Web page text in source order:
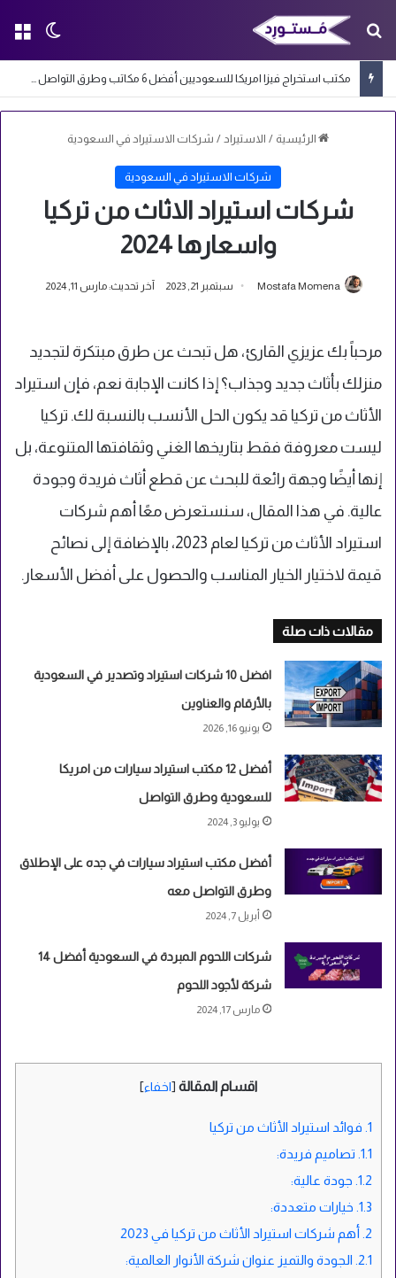
الوضع بحث عن
مكتب استخراج فيزا امريكا للسعوديين أفضل 6 مكاتب وطرق التواصل معها
الرئيسية / الاستيراد / شركات الاستيراد في السعودية
شركات الاستيراد في السعودية
شركات استيراد الاثاث من تركيا
واسعارها 2024
Mostafa Momena سبتمبر 21, 2023 آخر تحديث: مارس 11, 2024
مرحباً بك عزيزي القارئ، هل تبحث عن طرق مبتكرة لتجديد
منزلك بأثاث جديد وجذاب؟ إذا كانت الإجابة نعم، فإن استيراد
الأثاث من تركيا قد يكون الحل الأنسب بالنسبة لك. تركيا
ليست معروفة فقط بتاريخها الغني وثقافتها المتنوعة، بل
إنها أيضًا وجهة رائعة للبحث عن قطع أثاث فريدة وجودة
عالية. في هذا المقال، سنستعرض معًا أهم شركات
استيراد الأثاث من تركيا لعام 2023، بالإضافة إلى نصائح
قيمة لاختيار الخيار المناسب والحصول على أفضل الأسعار.
مقالات ذات صلة
افضل 10 شركات استيراد وتصدير في السعودية
بالأرقام والعناوين
يونيو 16, 2026
أفضل 12 مكتب استيراد سيارات من امريكا
للسعودية وطرق التواصل
يوليو 3, 2024
أفضل مكتب استيراد سيارات في جده على الإطلاق
وطرق التواصل معه
أبريل 7, 2024
شركات اللحوم المبردة في السعودية أفضل 14
شركة لأجود اللحوم
مارس 17, 2024
اقسام المقالة [اخفاء]
1. فوائد استيراد الأثاث من تركيا
1.1. تصاميم فريدة:
1.2. جودة عالية:
1.3. خيارات متعددة:
2. أهم شركات استيراد الأثاث من تركيا في 2023
2.1. الجودة والتميز عنوان شركة الأنوار العالمية: